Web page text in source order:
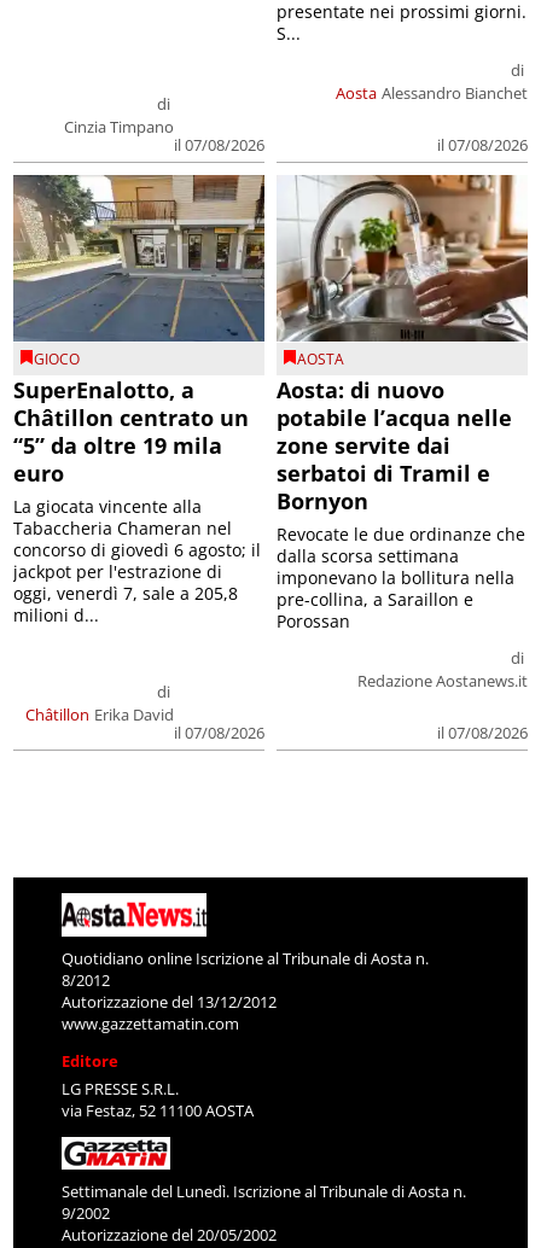
di
Cinzia Timpano
il 07/08/2026
Aosta
di
Alessandro Bianchet
il 07/08/2026
presentate nei prossimi giorni.
S...
GIOCO
SuperEnalotto, a
Châtillon centrato un
“5” da oltre 19 mila
euro
Châtillon
di
Erika David
il 07/08/2026
La giocata vincente alla
Tabaccheria Chameran nel
concorso di giovedì 6 agosto; il
jackpot per l'estrazione di
oggi, venerdì 7, sale a 205,8
milioni d...
AOSTA
Aosta: di nuovo
potabile l’acqua nelle
zone servite dai
serbatoi di Tramil e
Bornyon
di
Redazione Aostanews.it
il 07/08/2026
Revocate le due ordinanze che
dalla scorsa settimana
imponevano la bollitura nella
pre-collina, a Saraillon e
Porossan
Quotidiano online Iscrizione al Tribunale di Aosta n.
8/2012
Autorizzazione del 13/12/2012
www.gazzettamatin.com
Editore
LG PRESSE S.R.L.
via Festaz, 52 11100 AOSTA
Settimanale del Lunedì. Iscrizione al Tribunale di Aosta n.
9/2002
Autorizzazione del 20/05/2002